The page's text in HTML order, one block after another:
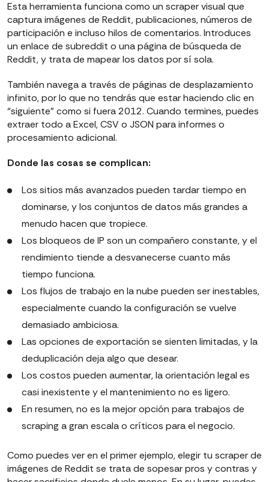
Esta herramienta funciona como un scraper visual que
captura imágenes de Reddit, publicaciones, números de
participación e incluso hilos de comentarios. Introduces
un enlace de subreddit o una página de búsqueda de
Reddit, y trata de mapear los datos por sí sola.
También navega a través de páginas de desplazamiento
infinito, por lo que no tendrás que estar haciendo clic en
“siguiente” como si fuera 2012. Cuando termines, puedes
extraer todo a Excel, CSV o JSON para informes o
procesamiento adicional.
Donde las cosas se complican:
Los sitios más avanzados pueden tardar tiempo en
dominarse, y los conjuntos de datos más grandes a
menudo hacen que tropiece.
Los bloqueos de IP son un compañero constante, y el
rendimiento tiende a desvanecerse cuanto más
tiempo funciona.
Los flujos de trabajo en la nube pueden ser inestables,
especialmente cuando la configuración se vuelve
demasiado ambiciosa.
Las opciones de exportación se sienten limitadas, y la
deduplicación deja algo que desear.
Los costos pueden aumentar, la orientación legal es
casi inexistente y el mantenimiento no es ligero.
En resumen, no es la mejor opción para trabajos de
scraping a gran escala o críticos para el negocio.
Como puedes ver en el primer ejemplo, elegir tu scraper de
imágenes de Reddit se trata de sopesar pros y contras y